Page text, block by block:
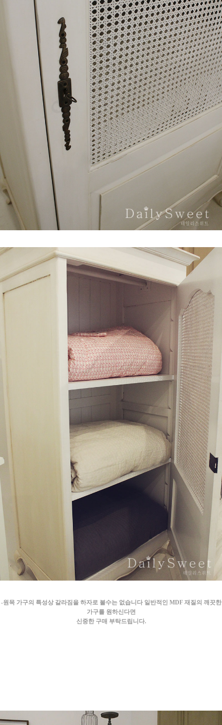
-원목 가구의 특성상 갈라짐을 하자로 볼수는 없습니다 일반적인 MDF 재질의 깨끗한
가구를 원하신다면
신중한 구매 부탁드립니다.